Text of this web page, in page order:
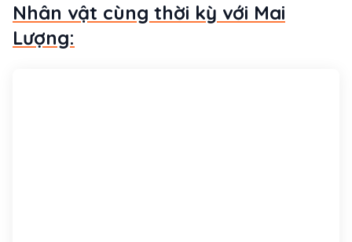
Nhân vật cùng thời kỳ với Mai
Lượng: